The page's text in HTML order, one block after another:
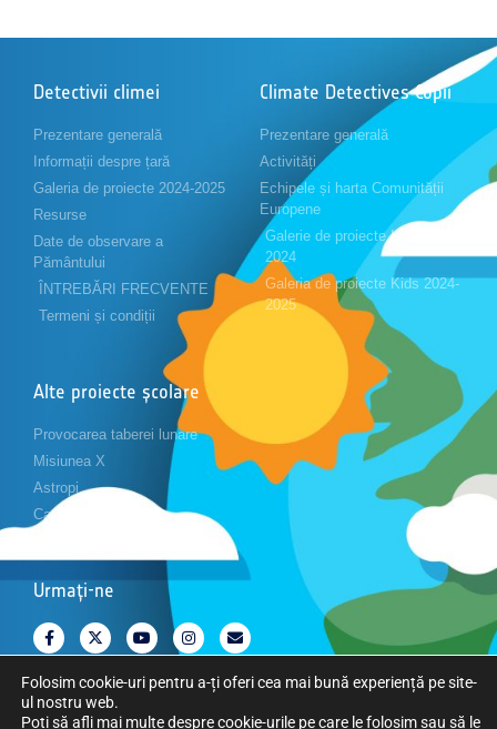
Detectivii climei
Prezentare generală
Informații despre țară
Galeria de proiecte 2024-2025
Resurse
Date de observare a
Pământului
ÎNTREBĂRI FRECVENTE
Termeni și condiții
Climate Detectives Copii
Prezentare generală
Activități
Echipele și harta Comunității
Europene
Galerie de proiecte Kids 2023-
2024
Galeria de proiecte Kids 2024-
2025
Alte proiecte școlare
Provocarea taberei lunare
Misiunea X
Astropi
Cansat
Urmați-ne
Folosim cookie-uri pentru a-ți oferi cea mai bună experiență pe site-
ul nostru web.
Poți să afli mai multe despre cookie-urile pe care le folosim sau să le